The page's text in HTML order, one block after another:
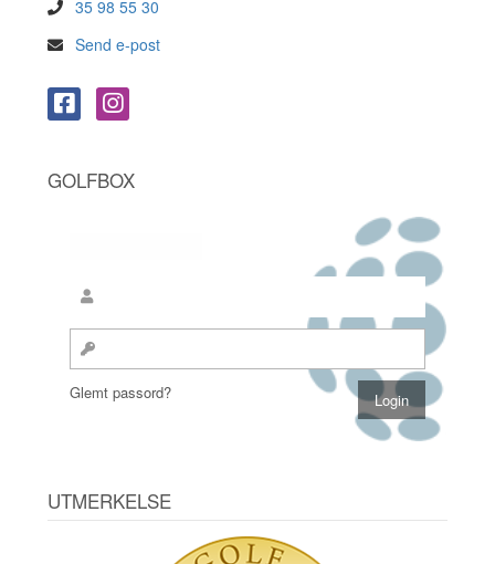
35 98 55 30
Send e-post
GOLFBOX
Glemt passord?
UTMERKELSE